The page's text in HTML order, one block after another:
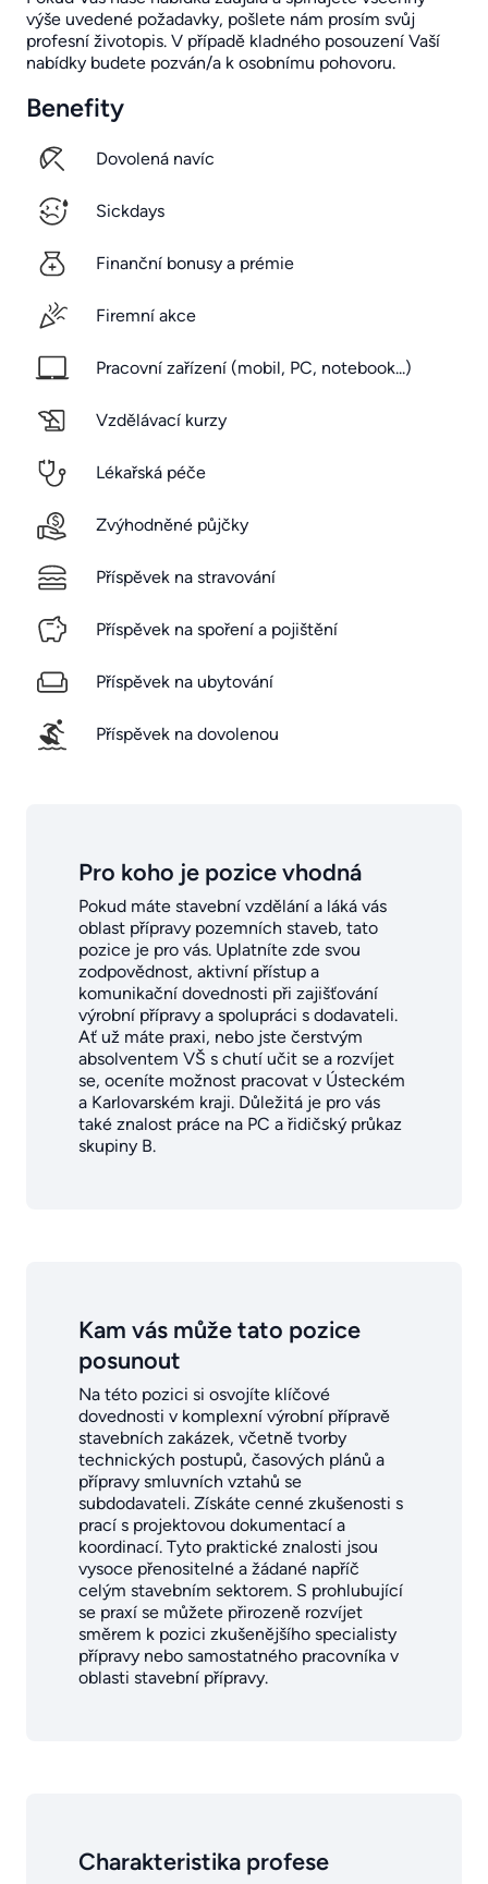
výše uvedené požadavky, pošlete nám prosím svůj
profesní životopis. V případě kladného posouzení Vaší
nabídky budete pozván/a k osobnímu pohovoru.
Benefity
Dovolená navíc
Sickdays
Finanční bonusy a prémie
Firemní akce
Pracovní zařízení (mobil, PC, notebook...)
Vzdělávací kurzy
Lékařská péče
Zvýhodněné půjčky
Příspěvek na stravování
Příspěvek na spoření a pojištění
Příspěvek na ubytování
Příspěvek na dovolenou
Pro koho je pozice vhodná
Pokud máte stavební vzdělání a láká vás
oblast přípravy pozemních staveb, tato
pozice je pro vás. Uplatníte zde svou
zodpovědnost, aktivní přístup a
komunikační dovednosti při zajišťování
výrobní přípravy a spolupráci s dodavateli.
Ať už máte praxi, nebo jste čerstvým
absolventem VŠ s chutí učit se a rozvíjet
se, oceníte možnost pracovat v Ústeckém
a Karlovarském kraji. Důležitá je pro vás
také znalost práce na PC a řidičský průkaz
skupiny B.
Kam vás může tato pozice
posunout
Na této pozici si osvojíte klíčové
dovednosti v komplexní výrobní přípravě
stavebních zakázek, včetně tvorby
technických postupů, časových plánů a
přípravy smluvních vztahů se
subdodavateli. Získáte cenné zkušenosti s
prací s projektovou dokumentací a
koordinací. Tyto praktické znalosti jsou
vysoce přenositelné a žádané napříč
celým stavebním sektorem. S prohlubující
se praxí se můžete přirozeně rozvíjet
směrem k pozici zkušenějšího specialisty
přípravy nebo samostatného pracovníka v
oblasti stavební přípravy.
Charakteristika profese